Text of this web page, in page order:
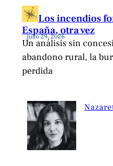
Los incendios
España, otra vez
julio 29, 2026
Un análisis sin
abandono rural, la
perdida